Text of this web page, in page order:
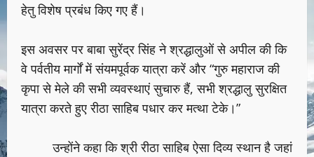
हेतु विशेष प्रबंध किए गए हैं।
इस अवसर पर बाबा सुरेंद्र सिंह ने श्रद्धालुओं से अपील की कि
वे पर्वतीय मार्गों में संयमपूर्वक यात्रा करें और “गुरु महाराज की
कृपा से मेले की सभी व्यवस्थाएं सुचारु हैं, सभी श्रद्धालु सुरक्षित
यात्रा करते हुए रीठा साहिब पधार कर मत्था टेके।”
उन्होंने कहा कि श्री रीठा साहिब ऐसा दिव्य स्थान है जहां